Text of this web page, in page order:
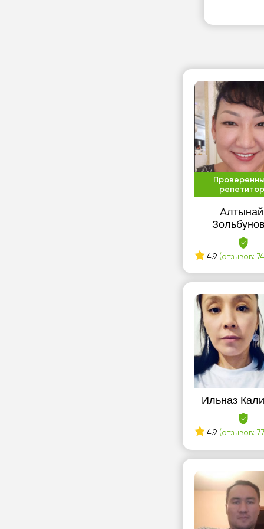
репетитор
Алтынай
4.9 (отзывов:
Ильназ
4.9 (отзывов: